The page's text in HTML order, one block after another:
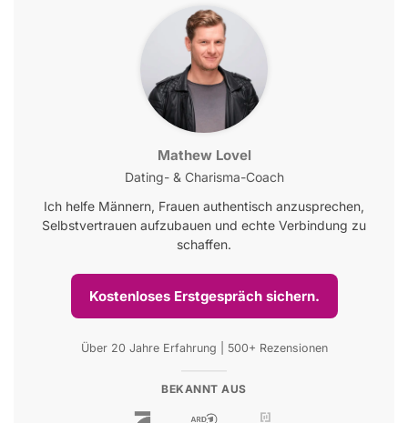
Mathew Lovel
Dating- & Charisma-Coach
Ich helfe Männern, Frauen authentisch anzusprechen,
Selbstvertrauen aufzubauen und echte Verbindung zu
schaffen.
Kostenloses Erstgespräch sichern.
Über 20 Jahre Erfahrung | 500+ Rezensionen
BEKANNT AUS